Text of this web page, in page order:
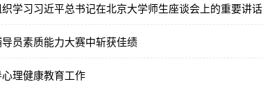
学习习近平总书记在北京大学师生座谈会上的重要讲话
员素质能力大赛中斩获佳绩
理健康教育工作